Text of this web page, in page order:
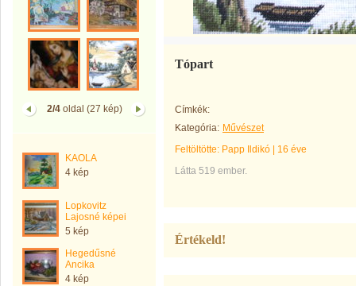
2/4oldal (27 kép)
KAOLA
4 kép
Lopkovitz
Lajosné képei
5 kép
Hegedűsné
Ancika
4 kép
Tópart
Címkék:
Kategória: Művészet
Feltöltötte: Papp Ildikó
16 éve
Látta 519 ember.
Értékeld!